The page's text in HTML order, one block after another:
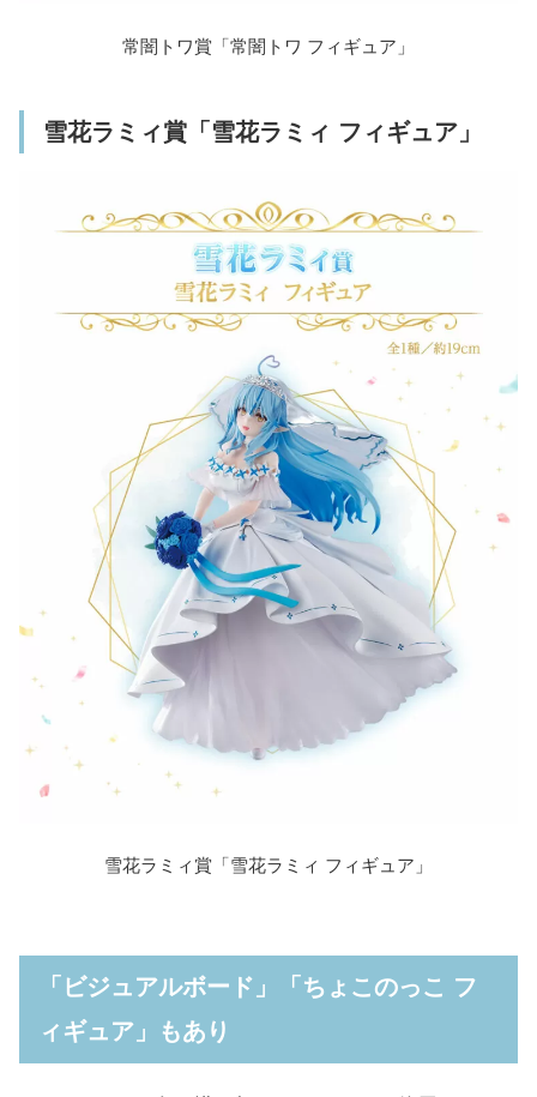
常闇トワ賞「常闇トワ フィギュア」
雪花ラミィ賞「雪花ラミィ フィギュア」
雪花ラミィ賞「雪花ラミィ フィギュア」
「ビジュアルボード」「ちょこのっこ フ
ィギュア」もあり